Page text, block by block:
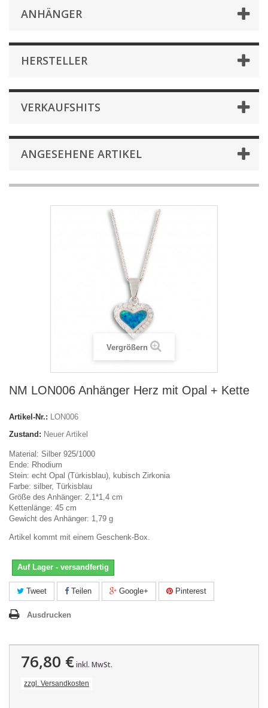
ANHÄNGER
HERSTELLER
VERKAUFSHITS
ANGESEHENE ARTIKEL
Vergrößern
NM LON006 Anhänger Herz mit Opal + Kette
Artikel-Nr.: LON006
Zustand: Neuer Artikel
Material: Silber 925/1000
Ende: Rhodium
Stein: echt Opal (Türkisblau), kubisch Zirkonia
Farbe: silber, Türkisblau
Größe des Anhänger: 2,1*1,4 cm
Kettenlänge: 45 cm
Gewicht des Anhänger: 1,79 g
Artikel kommt mit einem Geschenk-Box.
Auf Lager - versandfertig
Tweet Teilen Google+ Pinterest
Ausdrucken
76,80 €inkl. MwSt.
zzgl. Versandkosten